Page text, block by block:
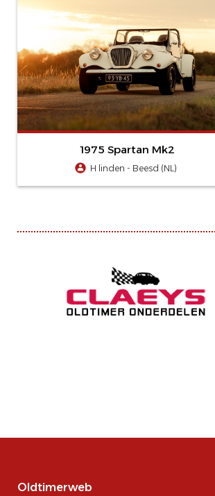
1975 Spartan Mk2
H linden - Beesd (NL)
Oldtimerweb